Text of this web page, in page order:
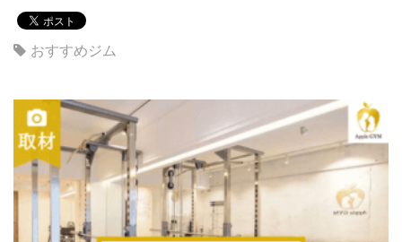
おすすめジム